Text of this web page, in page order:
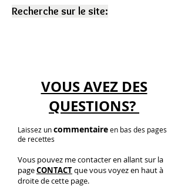
Recherche sur le site:
VOUS AVEZ DES
QUESTIONS?
Laissez uncommentaireen bas des pages
de recettes
Vous pouvez me contacter en allant sur la
pageCONTACTque vous voyez en haut à
droite de cette page.